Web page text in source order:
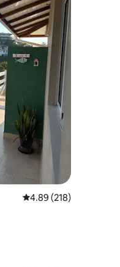
औसत रेटिंग 5 में से 4.89,
4.89 (218)